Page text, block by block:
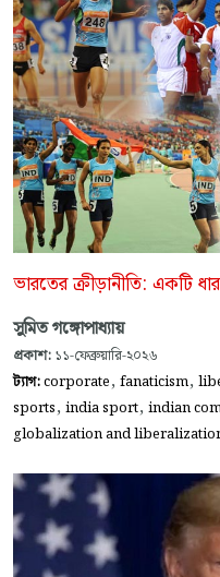
ভারতের ক্রীড়ানীতি: একটি
সুমিত গঙ্গোপাধ্যায়
প্রকাশ: ১১-ফেব্রুয়ারি-২০২৬
ট্যাগ:corporate, fanaticism,
sports, india sport, indian
globalization and